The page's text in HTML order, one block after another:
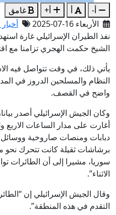
أ- أ أ+
غامق
الأربعاء 16-07-2025
نفذ الطيران الإسرائيلي غارة
الشيخ حكمت الهجري تزامنا مع
يأتي ذلك، في وقت تتواصل فيه
النظام والمسلحين الدروز في
واضح في القصف.
وكان الجيش الإسرائيلي أصدر
أغارت على مدار الساعات
دبابات ومنصات صاروخية
برشاشات ثقيلة كانت تتحرك
سوريا، مشيرا إلى أن الطائرات
الاثناء”.
‏وقال الجيش الإسرائيلي إن
التقدم في هذه المنطقة”.